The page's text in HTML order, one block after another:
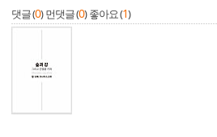
댓글 (0) 먼댓글 (0) 좋아요 (1)